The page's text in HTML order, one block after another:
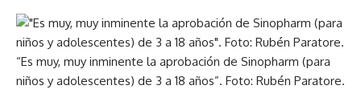
“Es muy, muy inminente la aprobación de Sinopharm (para
niños y adolescentes) de 3 a 18 años”. Foto: Rubén Paratore.